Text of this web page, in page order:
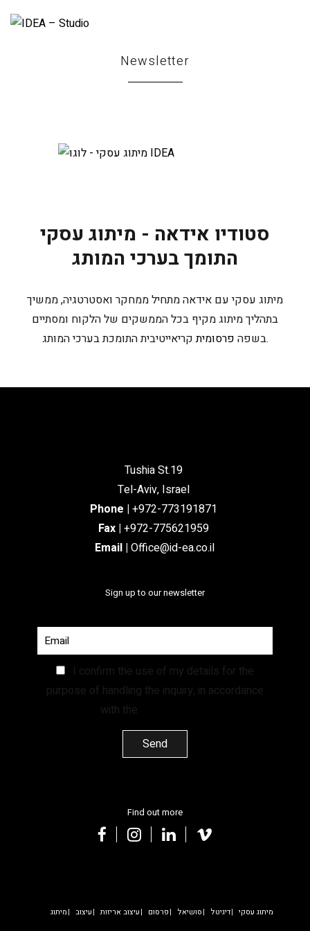
Newsletter
סטודיו אידאה - מיתוג עסקי
התומך בערכי המותג
מיתוג עסקי עם אידאה מתחיל ממחקר ואסטרטגיה, ממשיך
בתהליך מיתוג מקיף בכל הממשקים של הלקוח ומסתיים
בשפה פרסומית קריאייטיבית התומכת בערכי המותג.
Tushia St.19
Tel-Aviv, Israel
Phone | +972-773191871
Fax | +972-775621959
Email | Office@id-ea.co.il
Sign up to our newsletter
I confirm the use of my details for the
purpose of handling the inquiry, in accordance
with the
Find out more
facebookinstagramlinkedin
מיתוג עיצוב עיצוב אריזות פרסום סושיאל דיגיטל מיתוג עסקי